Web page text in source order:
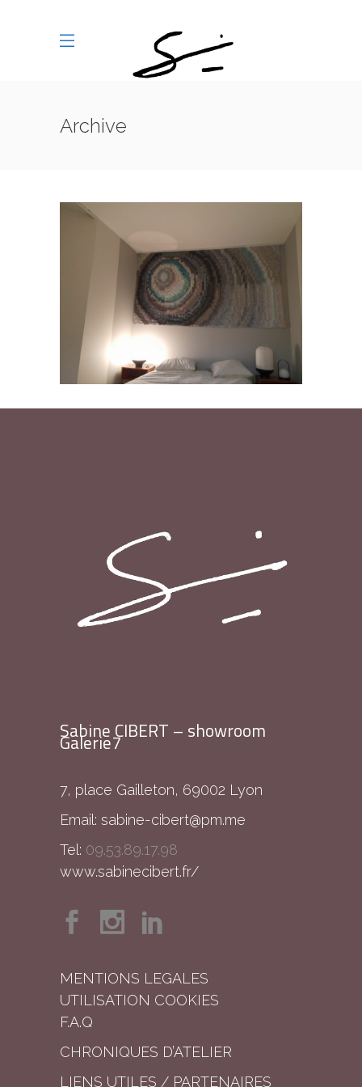
Archive
585_CERCLES :
INTERFERENCES
585_CERCLES /SERIES-ANTERIEURES
Sabine CIBERT – showroom
Galerie7
7, place Gailleton, 69002 Lyon
Email: sabine-cibert@pm.me
Tel: 09.53.89.17.98
www.sabinecibert.fr/
MENTIONS LEGALES
UTILISATION COOKIES
F.A.Q
CHRONIQUES D’ATELIER
LIENS UTILES / PARTENAIRES